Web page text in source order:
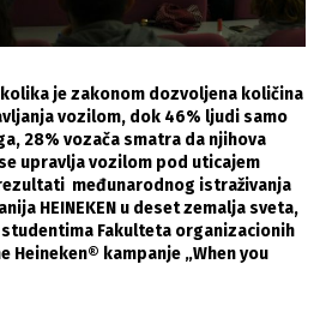
kolika je zakonom dozvoljena količina
vozilom, dok 46% ljudi samo
28% vozača smatra da njihova
upravlja vozilom pod uticajem
međunarodnog istraživanja
HEINEKEN u deset zemalja sveta,
Fakulteta organizacionih
Heineken® kampanje „When you